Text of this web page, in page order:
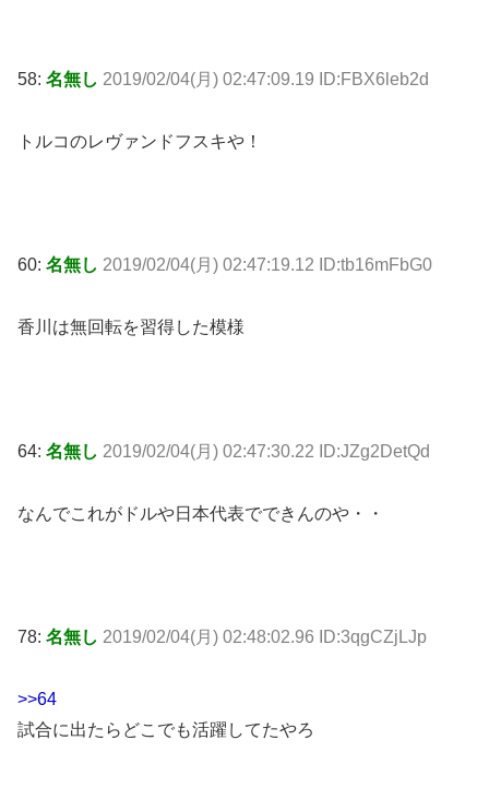
58: 名無し 2019/02/04(月) 02:47:09.19 ID:FBX6leb2d
トルコのレヴァンドフスキや！
60: 名無し 2019/02/04(月) 02:47:19.12 ID:tb16mFbG0
香川は無回転を習得した模様
64: 名無し 2019/02/04(月) 02:47:30.22 ID:JZg2DetQd
なんでこれがドルや日本代表でできんのや・・
78: 名無し 2019/02/04(月) 02:48:02.96 ID:3qgCZjLJp
>>64
試合に出たらどこでも活躍してたやろ